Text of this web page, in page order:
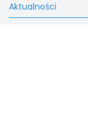
Aktualności